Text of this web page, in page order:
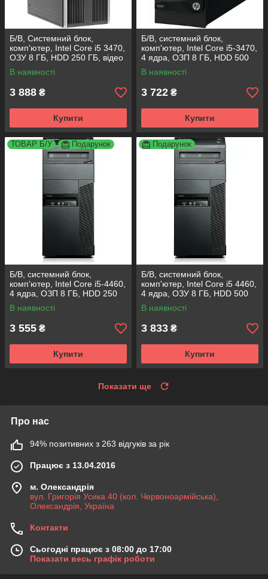
Б/В, Системний блок,
комп'ютер, Intel Core i5 3470,
OЗУ 8 ГБ, HDD 250 ГБ, відео
512 Мб
В наявності
3 888 ₴
Купити
Б/В, системний блок,
комп'ютер, Intel Core i5-3470,
4 ядра, ОЗП 8 ГБ, HDD 500
ГБ
В наявності
3 722 ₴
Купити
ТОВАР Б/У Подарунок
Б/В, системний блок,
комп'ютер, Intel Core i5-4460,
4 ядра, ОЗП 8 ГБ, HDD 250
Гб
В наявності
3 555 ₴
Купити
Подарунок
Б/В, системний блок,
комп'ютер, Intel Core i5 4460,
4 ядра, ОЗУ 8 ГБ, HDD 500
ГБ
В наявності
3 833 ₴
Купити
Показати ще
Про нас
94% позитивних з 263 відгуків за рік
Працює з 13.04.2016
м. Олександрія
вул. Григорія Усика 40 (кол. Червоноармійська),
Олександрія, Україна
Контакти
Сьогодні працює з 08:00 до 17:00
Показати весь графік роботи